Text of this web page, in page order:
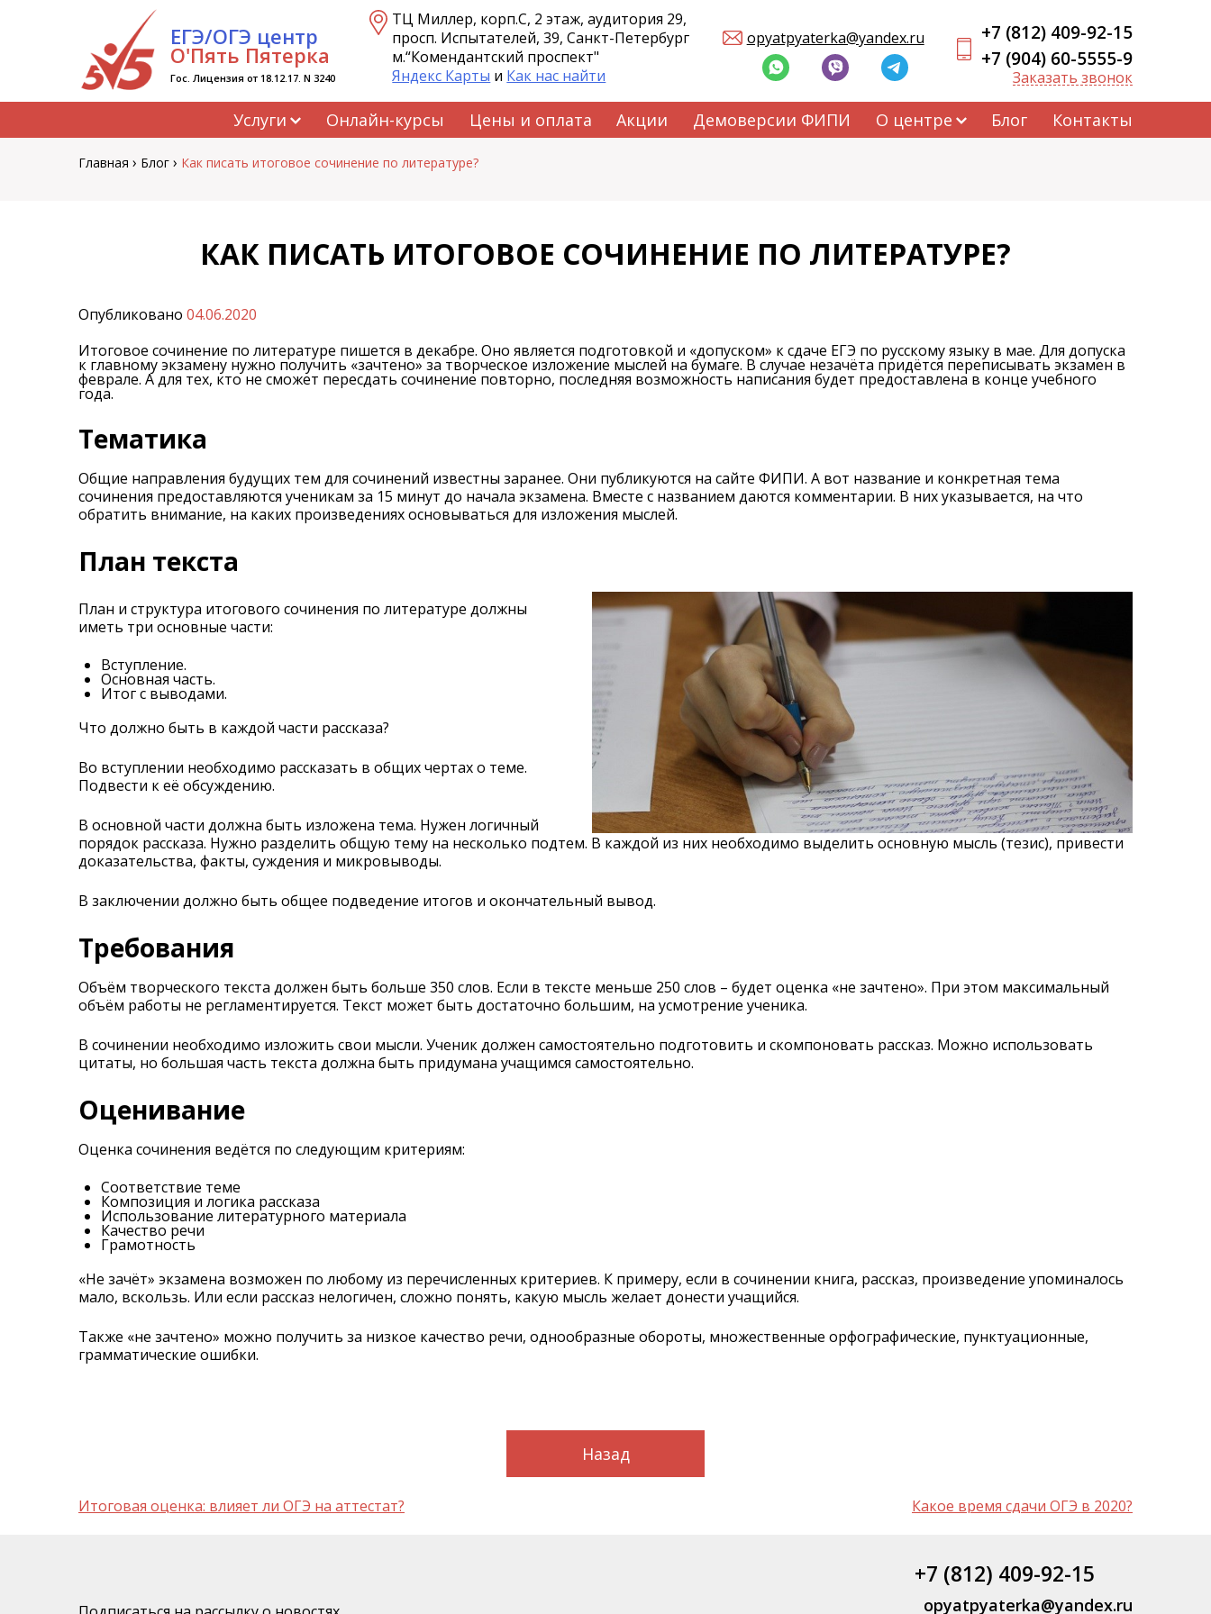
ЕГЭ/ОГЭ центр
О'Пять Пятерка
Гос. Лицензия от 18.12.17. N 3240
ТЦ Миллер, корп.С, 2 этаж, аудитория 29,
просп. Испытателей, 39, Санкт-Петербург
м.“Комендантский проспект"
Яндекс Карты и Как нас найти
opyatpyaterka@yandex.ru
+7 (812) 409-92-15
+7 (904) 60-5555-9
Заказать звонок
Услуги Онлайн-курсы Цены и оплата Акции Демоверсии ФИПИ О центре Блог Контакты
Главная › Блог › Как писать итоговое сочинение по литературе?
КАК ПИСАТЬ ИТОГОВОЕ СОЧИНЕНИЕ ПО ЛИТЕРАТУРЕ?
Опубликовано 04.06.2020
Итоговое сочинение по литературе пишется в декабре. Оно является подготовкой и «допуском» к сдаче ЕГЭ по русскому языку в мае. Для допуска
к главному экзамену нужно получить «зачтено» за творческое изложение мыслей на бумаге. В случае незачёта придётся переписывать экзамен в
феврале. А для тех, кто не сможет пересдать сочинение повторно, последняя возможность написания будет предоставлена в конце учебного
года.
Тематика
Общие направления будущих тем для сочинений известны заранее. Они публикуются на сайте ФИПИ. А вот название и конкретная тема
сочинения предоставляются ученикам за 15 минут до начала экзамена. Вместе с названием даются комментарии. В них указывается, на что
обратить внимание, на каких произведениях основываться для изложения мыслей.
План текста
План и структура итогового сочинения по литературе должны
иметь три основные части:
Вступление.
Основная часть.
Итог с выводами.
Что должно быть в каждой части рассказа?
Во вступлении необходимо рассказать в общих чертах о теме.
Подвести к её обсуждению.
В основной части должна быть изложена тема. Нужен логичный
порядок рассказа. Нужно разделить общую тему на несколько подтем. В каждой из них необходимо выделить основную мысль (тезис), привести
доказательства, факты, суждения и микровыводы.
В заключении должно быть общее подведение итогов и окончательный вывод.
Требования
Объём творческого текста должен быть больше 350 слов. Если в тексте меньше 250 слов – будет оценка «не зачтено». При этом максимальный
объём работы не регламентируется. Текст может быть достаточно большим, на усмотрение ученика.
В сочинении необходимо изложить свои мысли. Ученик должен самостоятельно подготовить и скомпоновать рассказ. Можно использовать
цитаты, но большая часть текста должна быть придумана учащимся самостоятельно.
Оценивание
Оценка сочинения ведётся по следующим критериям:
Соответствие теме
Композиция и логика рассказа
Использование литературного материала
Качество речи
Грамотность
«Не зачёт» экзамена возможен по любому из перечисленных критериев. К примеру, если в сочинении книга, рассказ, произведение упоминалось
мало, вскользь. Или если рассказ нелогичен, сложно понять, какую мысль желает донести учащийся.
Также «не зачтено» можно получить за низкое качество речи, однообразные обороты, множественные орфографические, пунктуационные,
грамматические ошибки.
Назад
Навигация
по
Итоговая оценка: влияет ли ОГЭ на аттестат? Какое время сдачи ОГЭ в 2020?
+7 (812) 409-92-15
opyatpyaterka@yandex.ru